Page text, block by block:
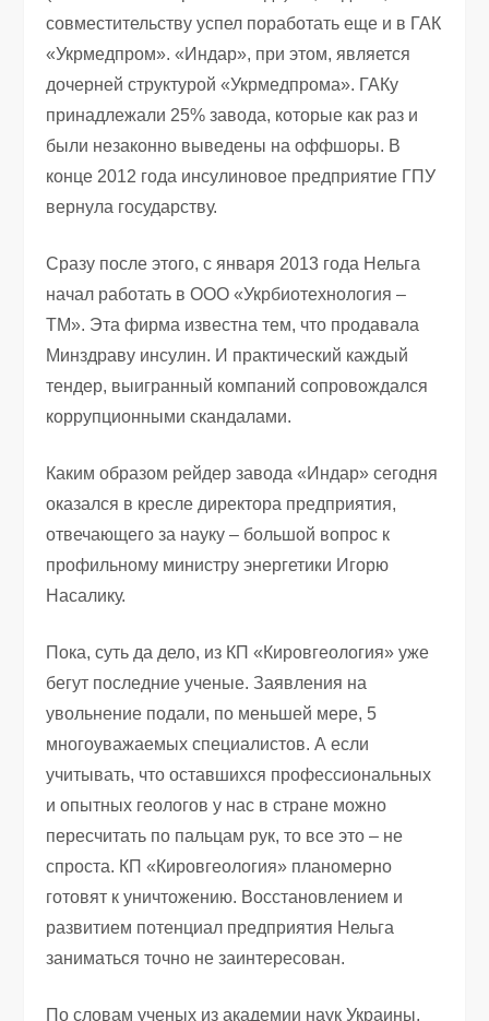
совместительству успел поработать еще и в ГАК
«Укрмедпром». «Индар», при этом, является
дочерней структурой «Укрмедпрома». ГАКу
принадлежали 25% завода, которые как раз и
были незаконно выведены на оффшоры. В
конце 2012 года инсулиновое предприятие ГПУ
вернула государству.
Сразу после этого, с января 2013 года Нельга
начал работать в ООО «Укрбиотехнология –
ТМ». Эта фирма известна тем, что продавала
Минздраву инсулин. И практический каждый
тендер, выигранный компаний сопровождался
коррупционными скандалами.
Каким образом рейдер завода «Индар» сегодня
оказался в кресле директора предприятия,
отвечающего за науку – большой вопрос к
профильному министру энергетики Игорю
Насалику.
Пока, суть да дело, из КП «Кировгеология» уже
бегут последние ученые. Заявления на
увольнение подали, по меньшей мере, 5
многоуважаемых специалистов. А если
учитывать, что оставшихся профессиональных
и опытных геологов у нас в стране можно
пересчитать по пальцам рук, то все это – не
спроста. КП «Кировгеология» планомерно
готовят к уничтожению. Восстановлением и
развитием потенциал предприятия Нельга
заниматься точно не заинтересован.
По словам ученых из академии наук Украины,